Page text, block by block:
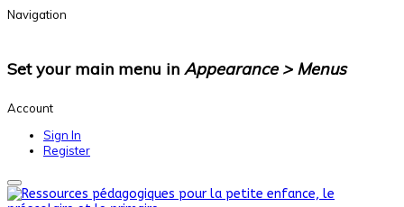
Navigation
Set your main menu in Appearance > Menus
Account
Sign In
Register